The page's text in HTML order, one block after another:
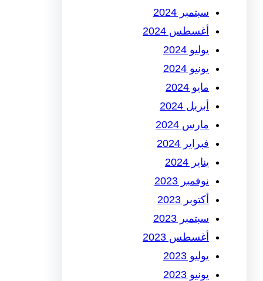
سبتمبر 2024
أغسطس 2024
يوليو 2024
يونيو 2024
مايو 2024
أبريل 2024
مارس 2024
فبراير 2024
يناير 2024
نوفمبر 2023
أكتوبر 2023
سبتمبر 2023
أغسطس 2023
يوليو 2023
يونيو 2023